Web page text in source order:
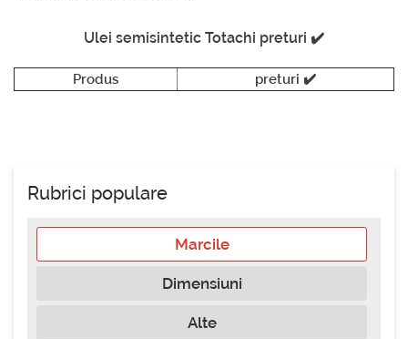
Ulei semisintetic Totachi preturi ✔️
Produs preturi ✔️
Rubrici populare
Marcile
Dimensiuni
Alte